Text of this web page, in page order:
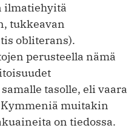
ilmatiehyitä
tukkeavan
obliterans).
perusteella nämä
tasolle, eli vaara
muitakin
on tiedossa.